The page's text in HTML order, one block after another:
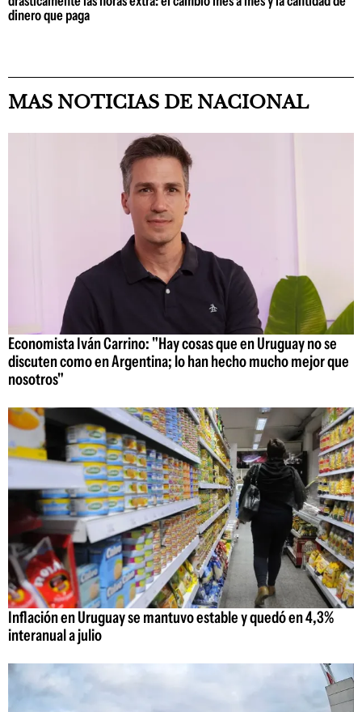
dinero que paga
MAS NOTICIAS DE NACIONAL
Economista Iván Carrino: "Hay cosas que en Uruguay no se
discuten como en Argentina; lo han hecho mucho mejor que
nosotros"
Inflación en Uruguay se mantuvo estable y quedó en 4,3%
interanual a julio